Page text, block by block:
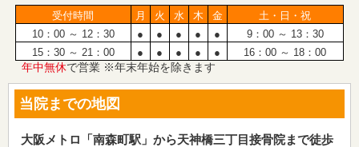
受付時間 月 火 水 木 金
土・日・祝
10：00 ～ 12：30
● ● ● ● ●
9：00 ～ 13：30
15：30 ～ 21：00
● ● ● ● ● 16：00 ～ 18：00
年中無休で営業 ※年末年始を除きます
当院までの地図
大阪メトロ「南森町駅」から天神橋三丁目接骨院まで徒歩